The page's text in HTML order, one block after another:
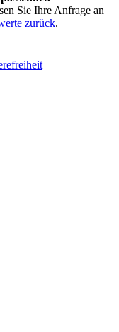
Sie Ihre Anfrage an
zurück.